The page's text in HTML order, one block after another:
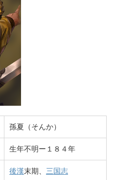
孫夏（そんか）
生年不明ー１８４年
後漢末期、 三国志